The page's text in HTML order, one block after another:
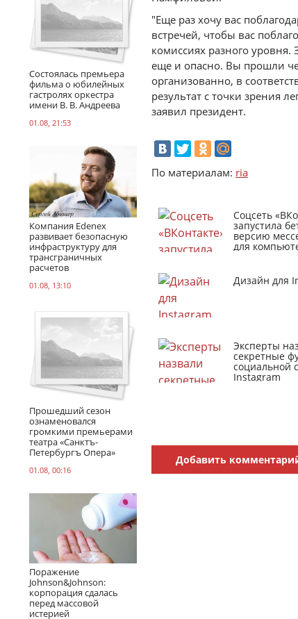
Состоялась премьера
фильма о юбилейных
гастролях оркестра
имени В. В. Андреева
01.08, 21:53
Компания Edenex
развивает безопасную
инфраструктуру для
трансграничных
расчетов
01.08, 13:10
Прошедший сезон
ознаменовался
громкими премьерами
театра «Санктъ-
Петербургъ Опера»
01.08, 00:16
Поражение
Johnson&Johnson:
корпорация сдалась
перед массовой
истерией
"Еще раз хочу вас
встречей, чтобы вас
комиссиях разного уровня.
еще и опасно. Вы прошли
организованно, в
результат с точки зрения
заявил президент.
По материалам: ria
Соцсеть
запустила
версию
для
Дизайн для
Эксперты
секретные
социальной
Instagram
Добавить